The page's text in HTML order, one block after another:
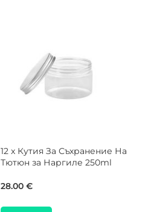
WOOKAH Tenebris Дървен
Накрайник за Наргиле
49.00€